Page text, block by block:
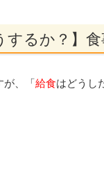
するか？】
が、「給食はどうし